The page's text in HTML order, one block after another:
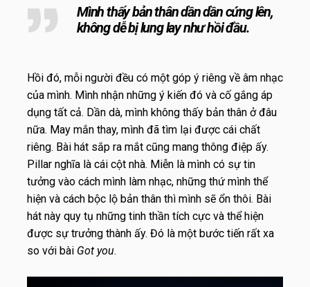
Mình thấy bản thân dần dần cứng lên,
không dễ bị lung lay như hồi đầu.
Hồi đó, mỗi người đều có một góp ý riêng về âm nhạc
của mình. Mình nhận những ý kiến đó và cố gắng áp
dụng tất cả. Dần dà, mình không thấy bản thân ở đâu
nữa. May mắn thay, mình đã tìm lại được cái chất
riêng. Bài hát sắp ra mắt cũng mang thông điệp ấy.
Pillar nghĩa là cái cột nhà. Miễn là mình có sự tin
tưởng vào cách mình làm nhạc, những thứ mình thể
hiện và cách bộc lộ bản thân thì mình sẽ ổn thôi. Bài
hát này quy tụ những tinh thần tích cực và thể hiện
được sự trưởng thành ấy. Đó là một bước tiến rất xa
so với bài Got you.